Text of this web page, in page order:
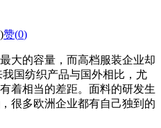
赞(0)
大的容量，而高档服装企业却
国纺织产品与国外相比，尤
着相当的差距。面料的研发生
很多欧洲企业都有自己独到的